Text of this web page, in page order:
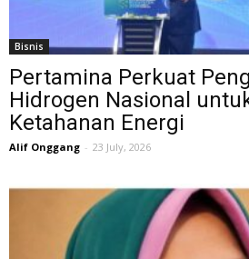
Bisnis
Pertamina Perkuat
Hidrogen Nasional
Ketahanan Energi
Alif Onggang - 23 July, 2026